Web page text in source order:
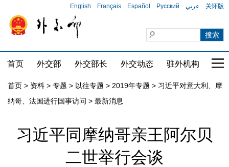
English Français Español Русский عربي 关怀版
首页 外交部 外交部长 外交动态 驻外机构 国
首页 > 资料 > 专题 > 以往专题 > 2019年专题 > 习近平对意大利、摩
纳哥、法国进行国事访问 > 最新消息
习近平同摩纳哥亲王阿尔贝
二世举行会谈